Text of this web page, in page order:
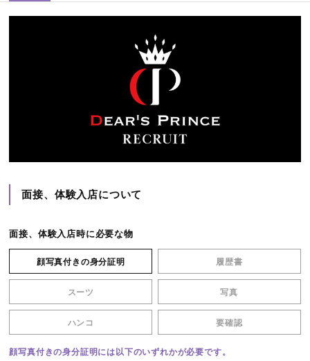
面接、体験入店について
面接、体験入店時に必要な物
顔写真付きの身分証明 履歴書
スーツ 写真
ハンコ 要確認
顔写真付きの身分証明には以下のいずれかが必要です。